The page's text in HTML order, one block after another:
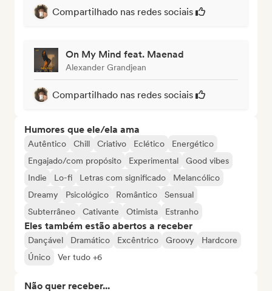
Compartilhado nas redes sociais
On My Mind feat. Maenad
Alexander Grandjean
Compartilhado nas redes sociais
Humores que ele/ela ama
Autêntico Chill Criativo Eclético
Energético
Engajado/com propósito
Experimental
Good vibes
Indie
Lo-fi Letras com significado
Melancólico
Dreamy
Psicológico Romântico
Sensual
Subterrâneo
Cativante Otimista Estranho
Eles também estão abertos a receber
Dançável Dramático Excêntrico Groovy
Hardcore
Único
Ver tudo +6
Não quer receber...